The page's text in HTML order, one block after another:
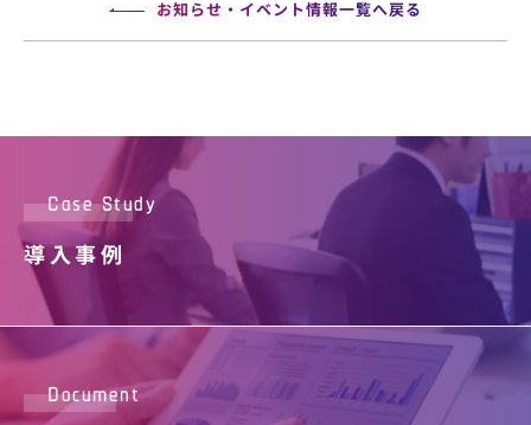
お知らせ・イベント情報一覧へ戻る
Case Study
導入事例
Document